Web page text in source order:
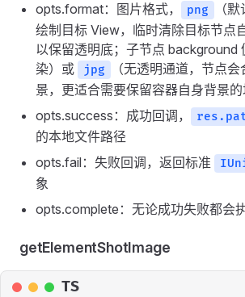
opts.format：图片格式， png （默
绘制目标 View，临时清除目标节点
以保留透明底；子节点 background
染）或
jpg
（无透明通道，节点
景，更适合需要保留容器自身背景的
opts.success：成功回调，
的本地文件路径
opts.fail：失败回调，返回标准
象
opts.complete：无论成功失败都会
getElementShotImage
TS